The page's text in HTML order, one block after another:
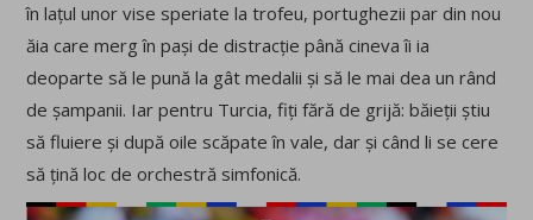
în lațul unor vise speriate la trofeu, portughezii par din nou
ăia care merg în pași de distracție până cineva îi ia
deoparte să le pună la gât medalii și să le mai dea un rând
de șampanii. Iar pentru Turcia, fiți fără de grijă: băieții știu
să fluiere și după oile scăpate în vale, dar și când li se cere
să țină loc de orchestră simfonică.